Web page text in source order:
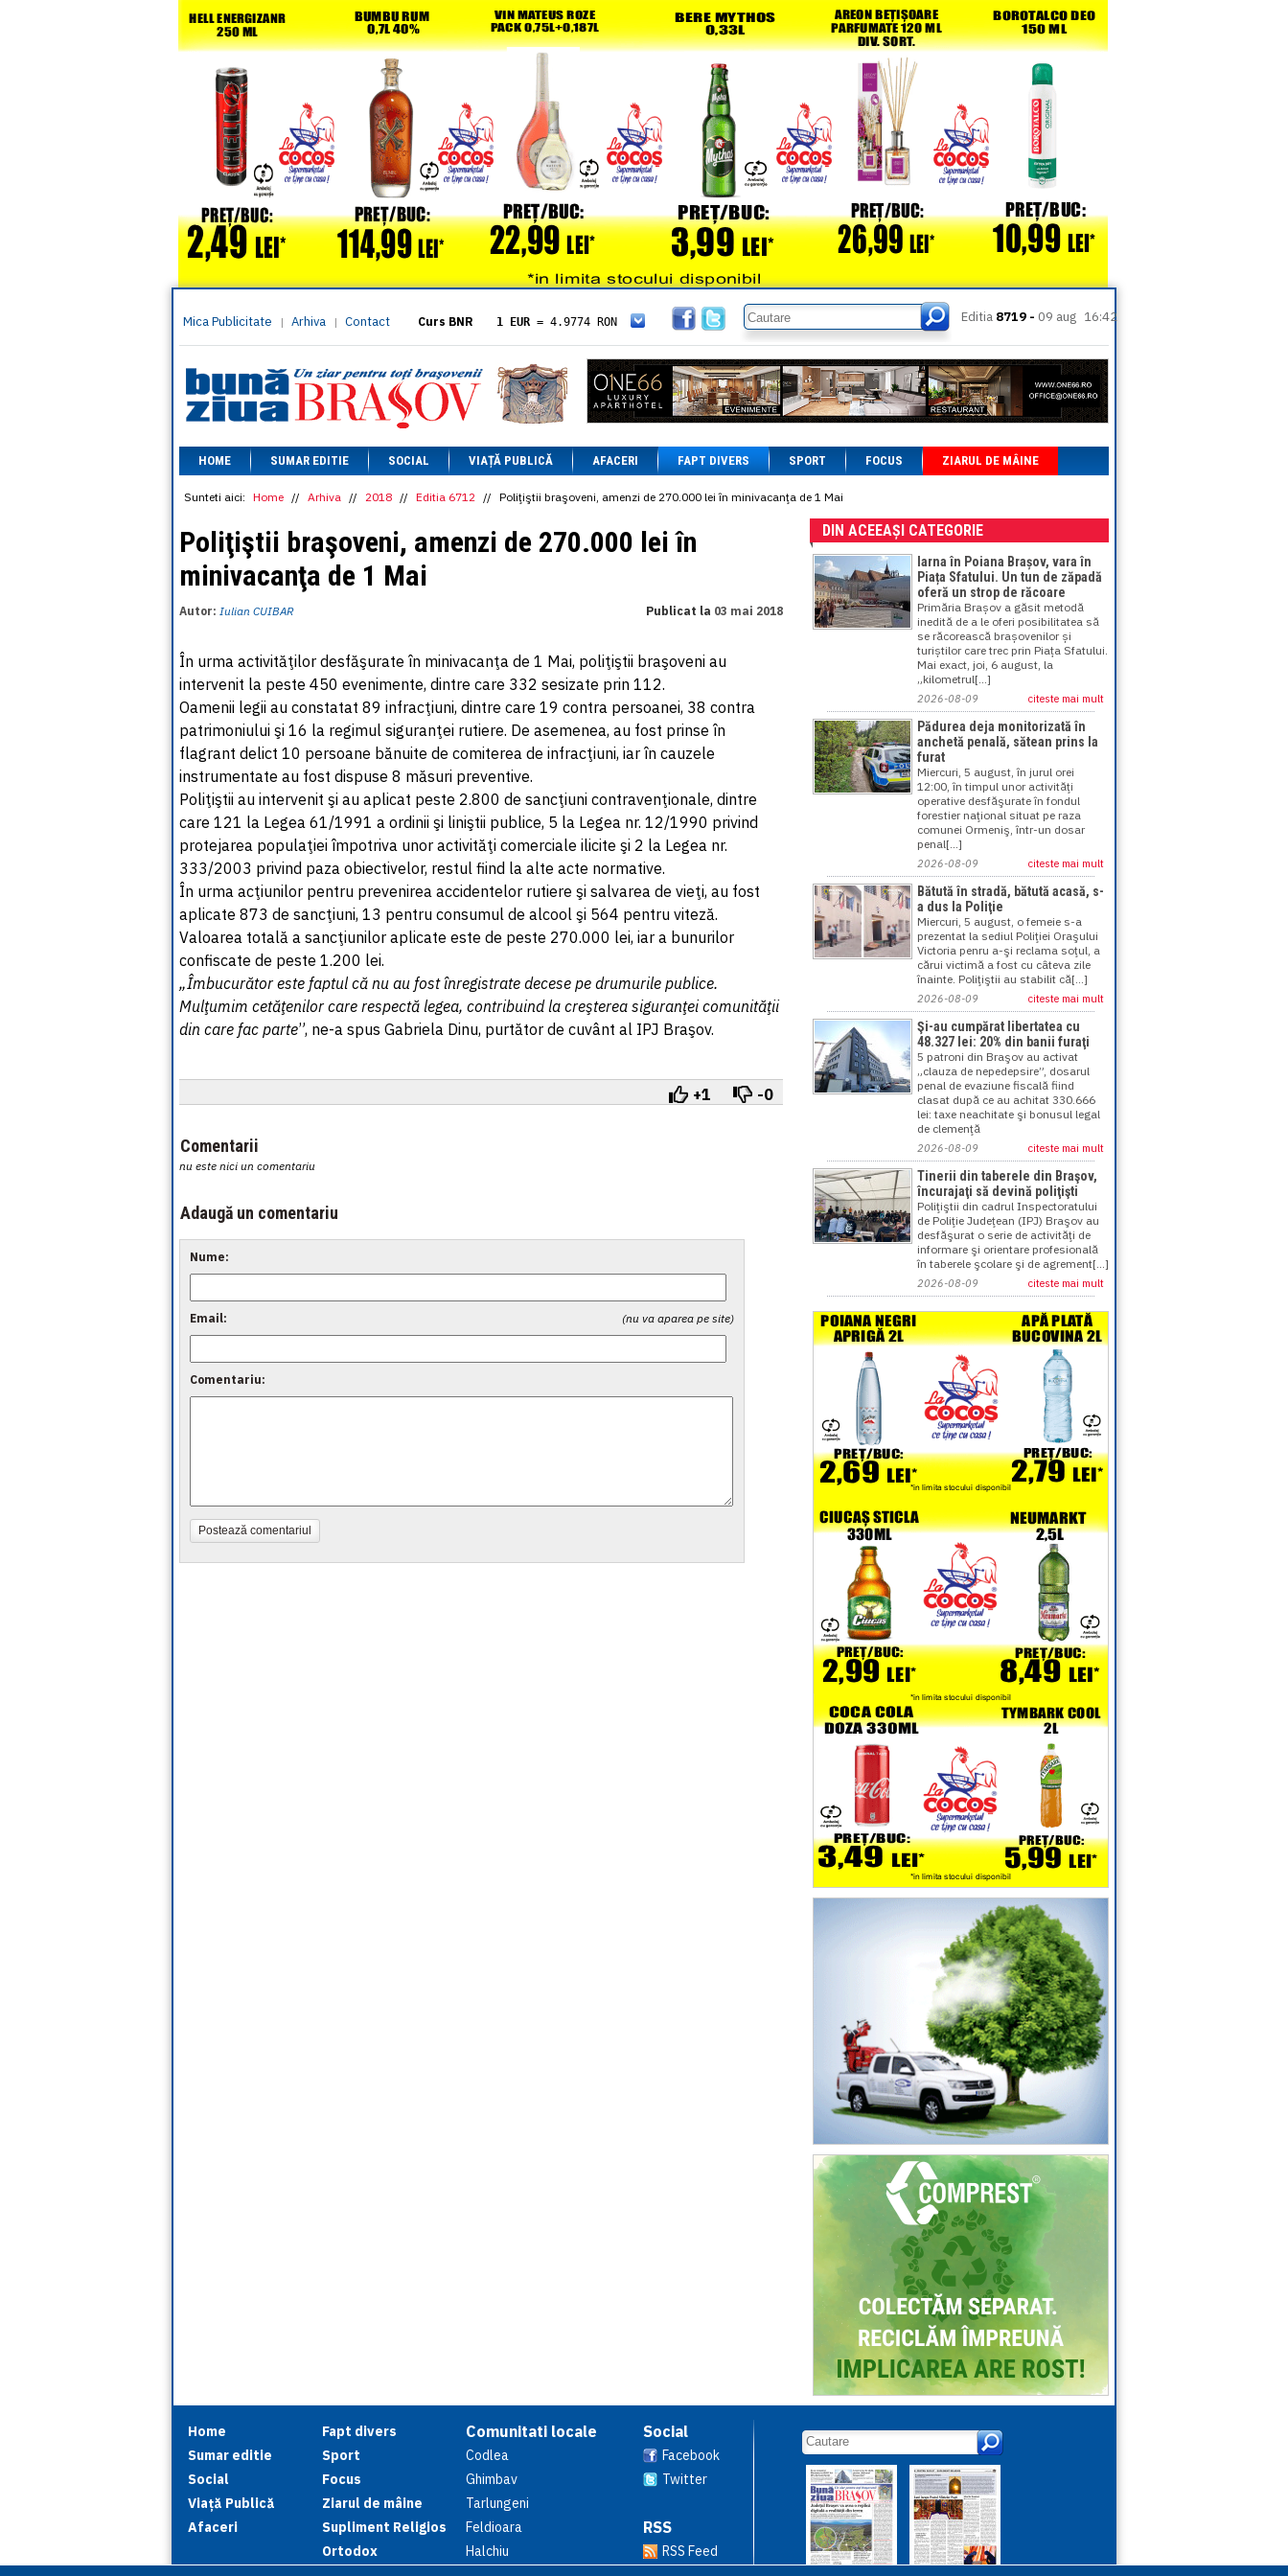
Mica Publicitate | Arhiva | Contact Curs BNR 1 EUR = 4.9774 RON
= 5.8304 RON
1 XAU= 464.4611 RON
1 AED= 1.1933 RON
1 AUD= 2.7957 RON
1 BGN= 2.5449 RON
1 CAD= 3.1559 RON
1 CHF= 5.2813 RON
1 CNY= 0.6015 RON
1 DKK
= 0.6668 RON
1 EGP= 0.0860 RON
1 NOK = 0.4191 RON
1 NZD= 2.6097 RON
1 PLN= 1.1646 RON
= 0.0425 RON
1 RUB = 0.0530 RON
1 SEK= 0.4526 RON
1 TRY
1 XDR= 5.9383 RON
1 ZAR= 0.2318 RON
Editia 8719 - 09 aug 16:42
HOME SUMAR EDITIE SOCIAL VIAȚĂ PUBLICĂ AFACERI FAPT DIVERS SPORT FOCUS ZIARUL DE MÂINE
Sunteti aici: Home // Arhiva // 2018 // Editia 6712 // Poliţiştii braşoveni, amenzi de 270.000 lei în minivacanţa de 1 Mai
Poliţiştii braşoveni, amenzi de 270.000 lei în
minivacanţa de 1 Mai
Autor: Iulian CUIBAR Publicat la 03 mai 2018
În urma activităţilor desfăşurate în minivacanţa de 1 Mai, poliţiştii braşoveni au
intervenit la peste 450 evenimente, dintre care 332 sesizate prin 112.
Oamenii legii au constatat 89 infracţiuni, dintre care 19 contra persoanei, 38 contra
patrimoniului şi 16 la regimul siguranţei rutiere. De asemenea, au fost prinse în
flagrant delict 10 persoane bănuite de comiterea de infracţiuni, iar în cauzele
instrumentate au fost dispuse 8 măsuri preventive.
Poliţiştii au intervenit şi au aplicat peste 2.800 de sancţiuni contravenţionale, dintre
care 121 la Legea 61/1991 a ordinii şi liniştii publice, 5 la Legea nr. 12/1990 privind
protejarea populaţiei împotriva unor activităţi comerciale ilicite şi 2 la Legea nr.
333/2003 privind paza obiectivelor, restul fiind la alte acte normative.
În urma acţiunilor pentru prevenirea accidentelor rutiere şi salvarea de vieţi, au fost
aplicate 873 de sancţiuni, 13 pentru consumul de alcool şi 564 pentru viteză.
Valoarea totală a sancţiunilor aplicate este de peste 270.000 lei, iar a bunurilor
confiscate de peste 1.200 lei.
„Îmbucurător este faptul că nu au fost înregistrate decese pe drumurile publice.
Mulţumim cetăţenilor care respectă legea, contribuind la creşterea siguranţei comunităţii
din care fac parte”, ne-a spus Gabriela Dinu, purtător de cuvânt al IPJ Braşov.
+1 -0
Comentarii
nu este nici un comentariu
Adaugă un comentariu
Nume:
(nu va aparea pe site)
Email:
Comentariu:
Postează comentariul
DIN ACEEAȘI CATEGORIE
Iarna în Poiana Brașov, vara în
Piața Sfatului. Un tun de zăpadă
oferă un strop de răcoare
Primăria Brașov a găsit metodă
inedită de a le oferi posibilitatea să
se răcorească brașovenilor și
turiștilor care trec prin Piața Sfatului.
Mai exact, joi, 6 august, la
„kilometrul[...]
2026-08-09 citeste mai mult
Pădurea deja monitorizată în
anchetă penală, sătean prins la
furat
Miercuri, 5 august, în jurul orei
12:00, în timpul unor activităţi
operative desfăşurate în fondul
forestier naţional situat pe raza
comunei Ormeniş, într-un dosar
penal[...]
2026-08-09 citeste mai mult
Bătută în stradă, bătută acasă, s-
a dus la Poliţie
Miercuri, 5 august, o femeie s-a
prezentat la sediul Poliţiei Oraşului
Victoria penru a-şi reclama soţul, a
cărui victimă a fost cu câteva zile
înainte. Poliţiştii au stabilit că[...]
2026-08-09 citeste mai mult
Şi-au cumpărat libertatea cu
48.327 lei: 20% din banii furaţi
5 patroni din Braşov au activat
„clauza de nepedepsire”, dosarul
penal de evaziune fiscală fiind
clasat după ce au achitat 330.666
lei: taxe neachitate şi bonusul legal
de clemenţă
2026-08-09 citeste mai mult
Tinerii din taberele din Braşov,
încurajaţi să devină poliţişti
Poliţiştii din cadrul Inspectoratului
de Poliţie Judeţean (IPJ) Braşov au
desfăşurat o serie de activităţi de
informare şi orientare profesională
în taberele şcolare şi de agrement[...]
2026-08-09 citeste mai mult
Home
Sumar editie
Social
Viață Publică
Afaceri
Fapt divers
Sport
Focus
Ziarul de mâine
Supliment Religios
Ortodox
Comunitati locale
Codlea
Ghimbav
Tarlungeni
Feldioara
Halchiu
Social
Facebook
Twitter
RSS
RSS Feed